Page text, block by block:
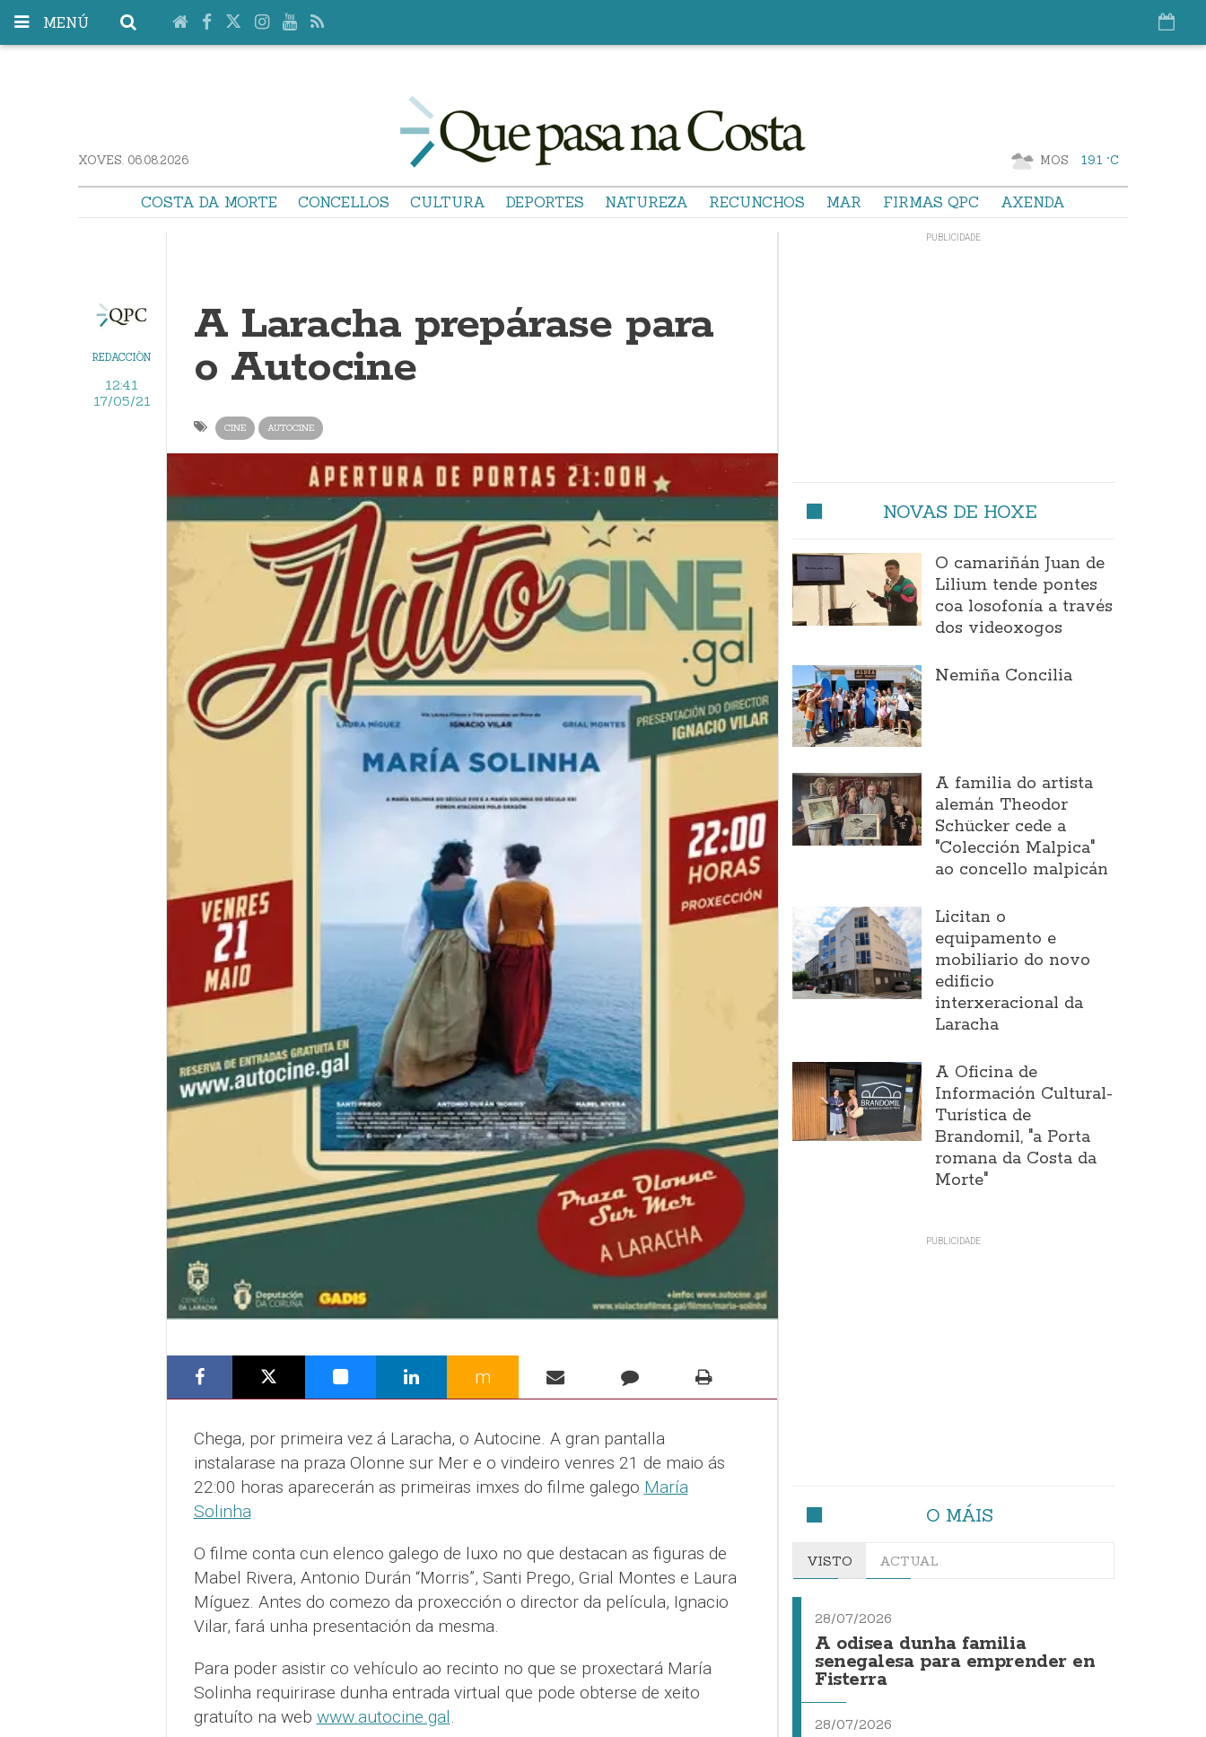
MENÚ
XOVES. 06.08.2026 MOS 19.1 °C
COSTA DA MORTE CONCELLOS CULTURA DEPORTES NATUREZA RECUNCHOS MAR FIRMAS QPC AXENDA
REDACCIÓN
12:41
17/05/21
A Laracha prepárase para
o Autocine
CINE AUTOCINE
m
Chega, por primeira vez á Laracha, o Autocine. A gran pantalla
instalarase na praza Olonne sur Mer e o vindeiro venres 21 de maio ás
22:00 horas aparecerán as primeiras imxes do filme galego María
Solinha
O filme conta cun elenco galego de luxo no que destacan as figuras de
Mabel Rivera, Antonio Durán “Morris”, Santi Prego, Grial Montes e Laura
Míguez. Antes do comezo da proxección o director da película, Ignacio
Vilar, fará unha presentación da mesma.
Para poder asistir co vehículo ao recinto no que se proxectará María
Solinha requirirase dunha entrada virtual que pode obterse de xeito
gratuíto na web www.autocine.gal.
NOVAS DE HOXE
O camariñán Juan de
Lilium tende pontes
coa losofonía a través
dos videoxogos
Nemiña Concilia
A familia do artista
alemán Theodor
Schücker cede a
"Colección Malpica"
ao concello malpicán
Licitan o
equipamento e
mobiliario do novo
edificio
interxeracional da
Laracha
A Oficina de
Información Cultural-
Turística de
Brandomil, "a Porta
romana da Costa da
Morte"
O MÁIS
VISTO ACTUAL
28/07/2026
A odisea dunha familia
senegalesa para emprender en
Fisterra
28/07/2026